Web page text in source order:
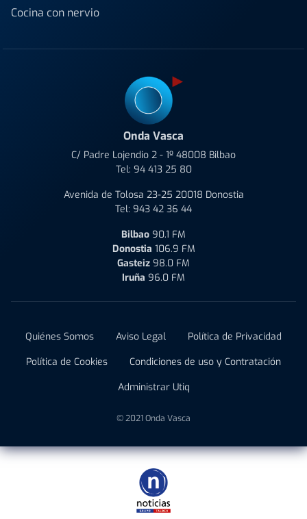
Cocina con nervio
Onda Vasca
C/ Padre Lojendio 2 - 1º 48008 Bilbao
Tel: 94 413 25 80
Avenida de Tolosa 23-25 20018 Donostia
Tel: 943 42 36 44
Bilbao 90.1 FM
Donostia 106.9 FM
Gasteiz 98.0 FM
Iruña 96.0 FM
Quiénes Somos Aviso Legal
Política de Privacidad
Política de Cookies
Condiciones de uso y Contratación
Administrar Utiq
© 2021 Onda Vasca